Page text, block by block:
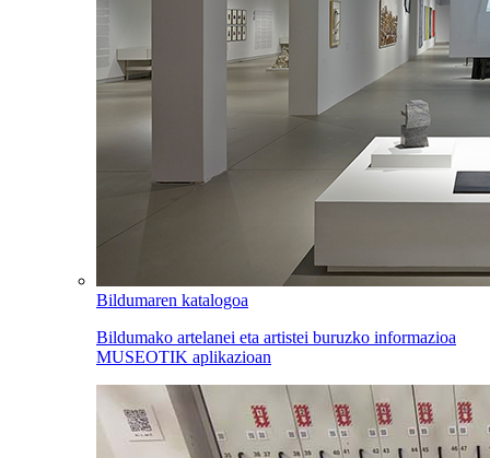
Bildumaren katalogoa
Bildumako artelanei eta artistei buruzko informazioa
MUSEOTIK aplikazioan